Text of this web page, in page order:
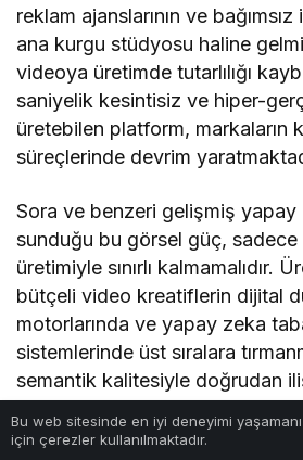
reklam ajanslarının ve
ana kurgu stüdyosu haline
videoya üretimde tutarlılığı
saniyelik kesintisiz ve hiper-
üretebilen platform, markaların
süreçlerinde devrim
Sora ve benzeri gelişmiş yapay
sunduğu bu görsel güç, sadece
üretimiyle sınırlı kalmamalıdır.
bütçeli video kreatiflerin dijital
motorlarında ve yapay zeka
sistemlerinde üst sıralara
semantik kalitesiyle doğrudan
Videolarınızı destekleyen
web sayfalarının otoritesini
Bu web sitesinde en iyi deneyimi
için çerezler kullanılmaktadır.
Anasayfa